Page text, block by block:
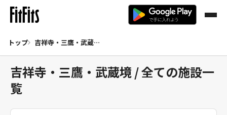
トップ 吉祥寺・三鷹・武蔵境 全て
吉祥寺・三鷹・武蔵境 / 全ての施設一
覧